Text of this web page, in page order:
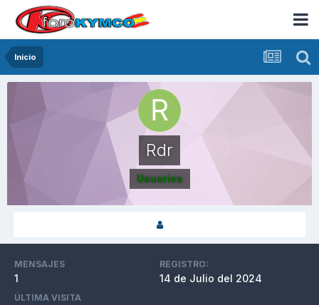
Inicio
Rdr
Usuarios
MENSAJES
1
REGISTRO:
14 de Julio del 2024
ÚLTIMA VISITA